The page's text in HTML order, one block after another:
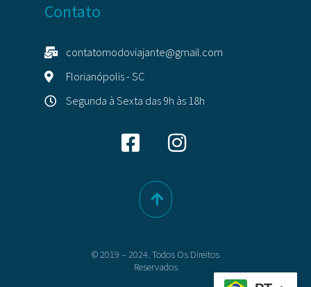
Contato
contatomodoviajante@gmail.com
Florianópolis - SC
Segunda à Sexta das 9h às 18h
© 2019 – 2024. Todos Os Direitos
Reservados